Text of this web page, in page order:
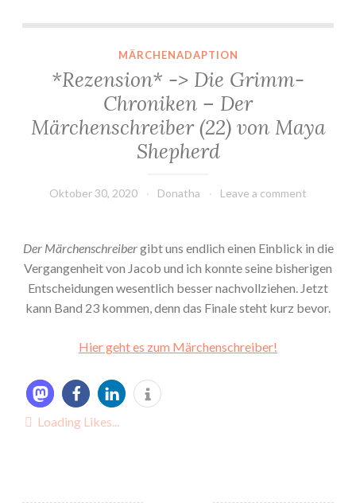
*Rezension* -> Die Grimm-Chroniken – Der Märchenschreiber (22) von Maya Shepherd
MÄRCHENADAPTION
*Rezension* -> Die Grimm-
Chroniken – Der
Märchenschreiber (22) von Maya
Shepherd
Oktober 30, 2020 Donatha Leave a comment
Der Märchenschreibergibt uns endlich einen Einblick in die
Vergangenheit von Jacob und ich konnte seine bisherigen
Entscheidungen wesentlich besser nachvollziehen. Jetzt
kann Band 23 kommen, denn das Finale steht kurz bevor.
Hier geht es zum Märchenschreiber!
Loading Likes...